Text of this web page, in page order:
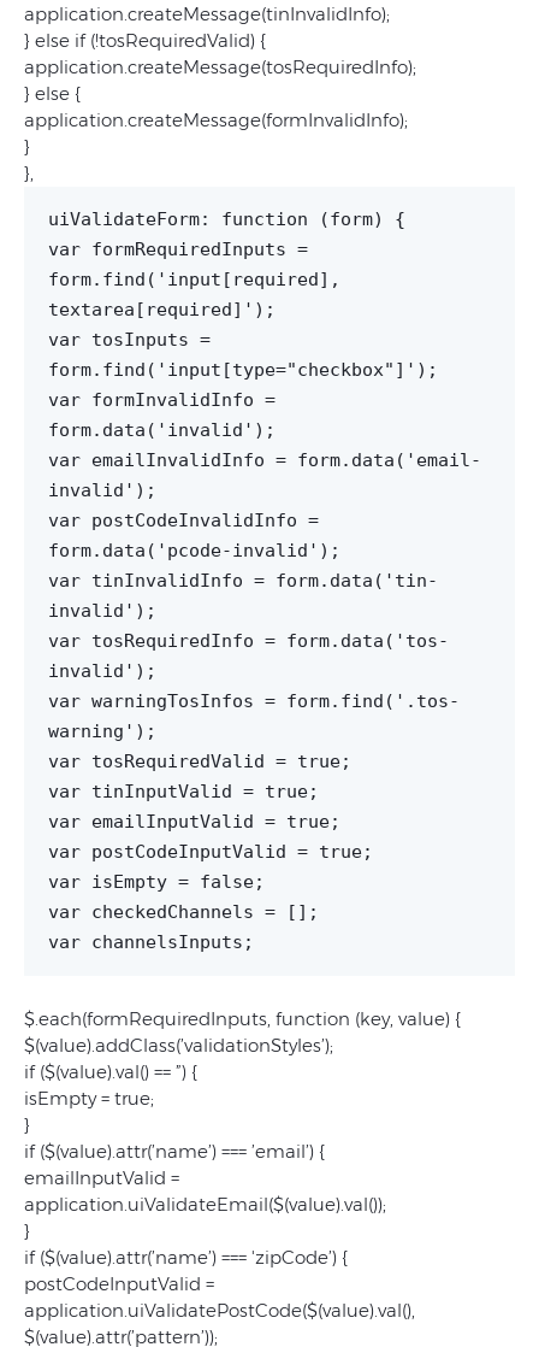
application.createMessage(tinInvalidInfo);
} else if (!tosRequiredValid) {
application.createMessage(tosRequiredInfo);
} else {
application.createMessage(formInvalidInfo);
}
},
uiValidateForm: function (form) {
var formRequiredInputs =
form.find('input[required],
textarea[required]');
var tosInputs =
form.find('input[type="checkbox"]');
var formInvalidInfo =
form.data('invalid');
var emailInvalidInfo = form.data('email-
invalid');
var postCodeInvalidInfo =
form.data('pcode-invalid');
var tinInvalidInfo = form.data('tin-
invalid');
var tosRequiredInfo = form.data('tos-
invalid');
var warningTosInfos = form.find('.tos-
warning');
var tosRequiredValid = true;
var tinInputValid = true;
var emailInputValid = true;
var postCodeInputValid = true;
var isEmpty = false;
var checkedChannels = [];
var channelsInputs;
$.each(formRequiredInputs, function (key, value) {
$(value).addClass(’validationStyles’);
if ($(value).val() == ”) {
isEmpty = true;
}
if ($(value).attr(’name’) === ’email’) {
emailInputValid =
application.uiValidateEmail($(value).val());
}
if ($(value).attr(’name’) === 'zipCode’) {
postCodeInputValid =
application.uiValidatePostCode($(value).val(),
$(value).attr(’pattern’));